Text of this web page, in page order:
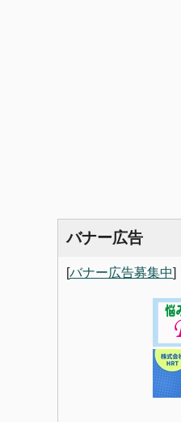
バナー広告
[バナー広告募集中]